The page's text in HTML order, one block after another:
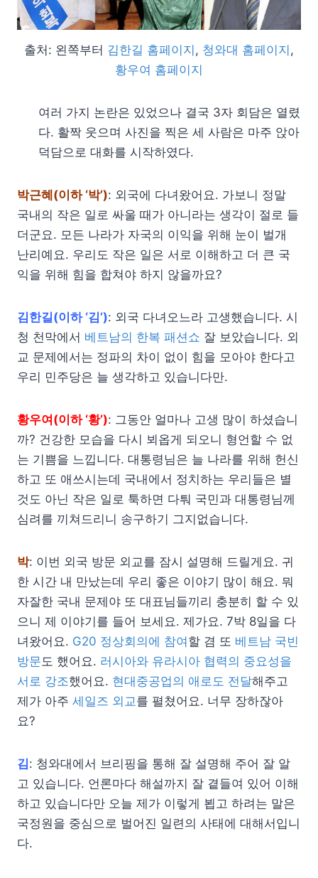
출처: 왼쪽부터 김한길 홈페이지 , 청와대 홈페이지 ,
황우여 홈페이지
여러 가지 논란은 있었으나 결국 3자 회담은 열렸
다. 활짝 웃으며 사진을 찍은 세 사람은 마주 앉아
덕담으로 대화를 시작하였다.
박근혜(이하 ‘박’): 외국에 다녀왔어요. 가보니 정말
국내의 작은 일로 싸울 때가 아니라는 생각이 절로 들
더군요. 모든 나라가 자국의 이익을 위해 눈이 벌개
난리예요. 우리도 작은 일은 서로 이해하고 더 큰 국
익을 위해 힘을 합쳐야 하지 않을까요?
김한길(이하 ‘김’): 외국 다녀오느라 고생했습니다. 시
청 천막에서 베트남의 한복 패션쇼 잘 보았습니다. 외
교 문제에서는 정파의 차이 없이 힘을 모아야 한다고
우리 민주당은 늘 생각하고 있습니다만.
황우여(이하 ‘황’): 그동안 얼마나 고생 많이 하셨습니
까? 건강한 모습을 다시 뵈옵게 되오니 형언할 수 없
는 기쁨을 느낍니다. 대통령님은 늘 나라를 위해 헌신
하고 또 애쓰시는데 국내에서 정치하는 우리들은 별
것도 아닌 작은 일로 툭하면 다퉈 국민과 대통령님께
심려를 끼쳐드리니 송구하기 그지없습니다.
박: 이번 외국 방문 외교를 잠시 설명해 드릴게요. 귀
한 시간 내 만났는데 우리 좋은 이야기 많이 해요. 뭐
자잘한 국내 문제야 또 대표님들끼리 충분히 할 수 있
으니 제 이야기를 들어 보세요. 제가요. 7박 8일을 다
녀왔어요. G20 정상회의에 참여 할 겸 또 베트남 국빈
방문도 했어요. 러시아와 유라시아 협력의 중요성을
서로 강조했어요. 현대중공업의 애로도 전달해주고
제가 아주 세일즈 외교를 펼쳤어요. 너무 장하잖아
요?
김: 청와대에서 브리핑을 통해 잘 설명해 주어 잘 알
고 있습니다. 언론마다 해설까지 잘 곁들여 있어 이해
하고 있습니다만 오늘 제가 이렇게 뵙고 하려는 말은
국정원을 중심으로 벌어진 일련의 사태에 대해서입니
다.